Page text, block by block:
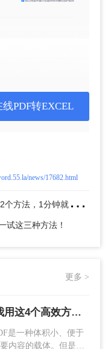
转换的图片。
线PDF转EXCEL
news/17682.html
上
一篇：PDF怎样转换成表格？学会这2个方法，1分钟就能实现转换
试这三种方法！
更多 >
怎么把图片转化为excel表格？我用这4个高效方法 ，秒提取表格！
是一种体积小、便于
内容的载体。但是